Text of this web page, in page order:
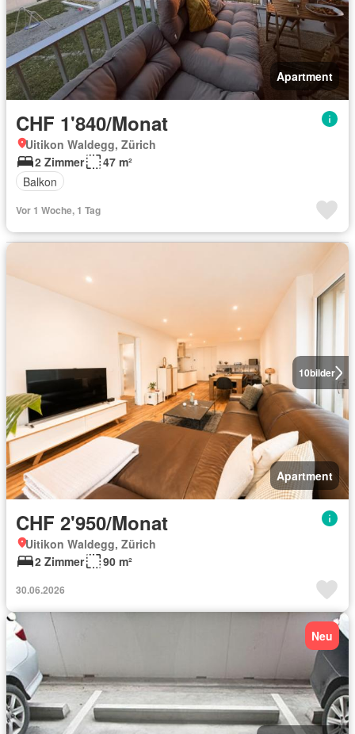
Apartment
CHF 1'840/Monat
Uitikon Waldegg, Zürich
2 Zimmer
47 m²
Balkon
Vor 1 Woche, 1 Tag
10bilder
Apartment
CHF 2'950/Monat
Uitikon Waldegg, Zürich
2 Zimmer
90 m²
30.06.2026
Neu